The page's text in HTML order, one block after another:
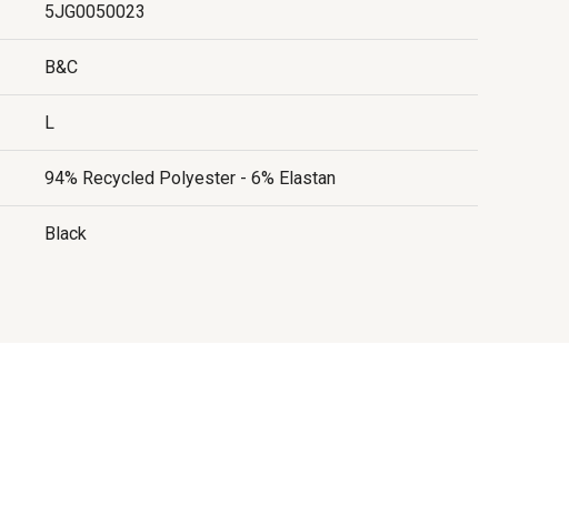
5JG0050023
B&C
L
94% Recycled Polyester - 6% Elastan
Black